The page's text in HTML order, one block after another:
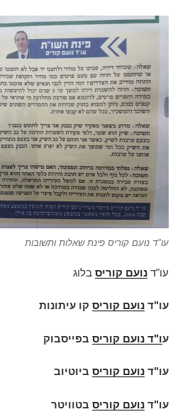
עו"ד נועם קוריס פינת שאלות ותשובות
עו"ד נועם קוריס בלוג
עו"ד נועם קוריס קו עיתונות
עו"ד נועם קוריס בפייסבוק
עו"ד נועם קוריס ביוטיוב
עו"ד נועם קוריס בטוויטר